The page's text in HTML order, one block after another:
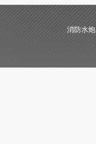
消防水